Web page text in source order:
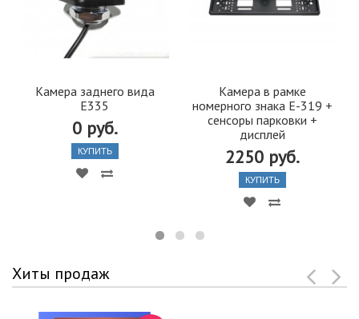
Камера заднего вида
E335
0 руб.
КУПИТЬ
Камера в рамке
номерного знака Е-319 +
сенсоры парковки +
дисплей
2250 руб.
КУПИТЬ
Хиты продаж